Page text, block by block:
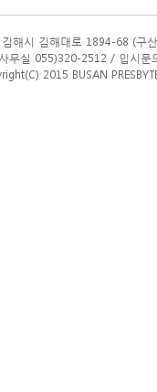
김해시 김해대로 1894-68 (구
무실 055)320-2512 / 입시
2015 BUSAN